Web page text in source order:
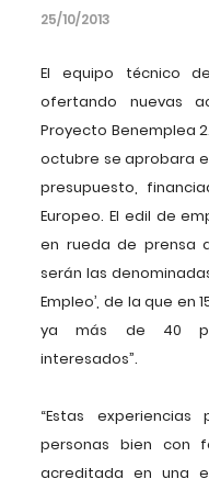
25/10/2013
El equipo técnico
ofertando nuevas
Proyecto Benemplea
octubre se aprobara
presupuesto,
Europeo. El edil de
en rueda de prensa
serán las
Empleo’, de la que en
ya más de 40
interesados”.
“Estas
personas bien con
acreditada en una